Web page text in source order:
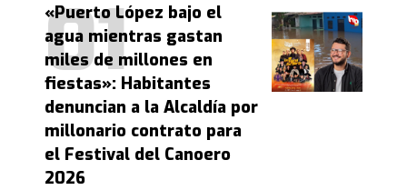
«Puerto López bajo el
agua mientras gastan
miles de millones en
fiestas»: Habitantes
denuncian a la Alcaldía por
millonario contrato para
el Festival del Canoero
2026